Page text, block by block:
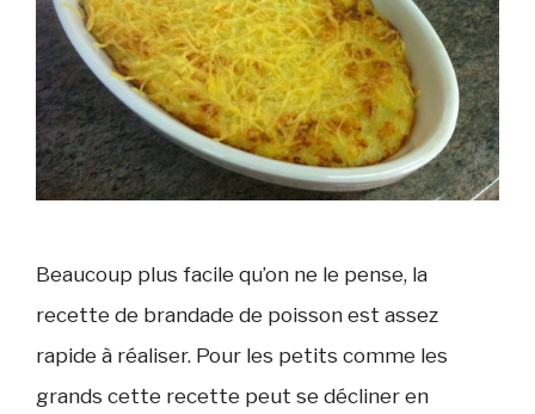
Beaucoup plus facile qu’on ne le pense, la
recette de brandade de poisson est assez
rapide à réaliser. Pour les petits comme les
grands cette recette peut se décliner en